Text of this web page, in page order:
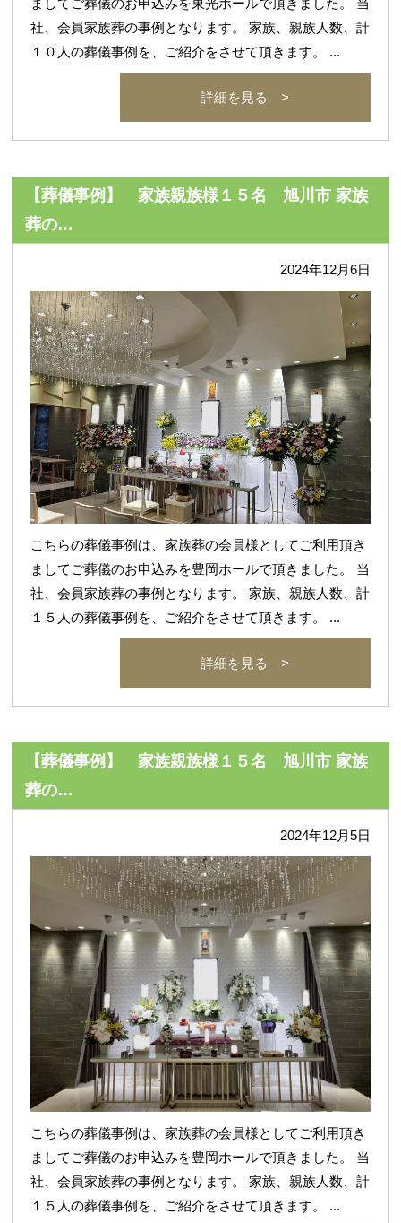
ましてご葬儀のお申込みを東光ホールで頂きました。 当
社、会員家族葬の事例となります。 家族、親族人数、計
１０人の葬儀事例を、ご紹介をさせて頂きます。 ...
詳細を見る >
【葬儀事例】 家族親族様１５名 旭川市 家族
葬の…
2024年12月6日
こちらの葬儀事例は、家族葬の会員様としてご利用頂き
ましてご葬儀のお申込みを豊岡ホールで頂きました。 当
社、会員家族葬の事例となります。 家族、親族人数、計
１５人の葬儀事例を、ご紹介をさせて頂きます。 ...
詳細を見る >
【葬儀事例】 家族親族様１５名 旭川市 家族
葬の…
2024年12月5日
こちらの葬儀事例は、家族葬の会員様としてご利用頂き
ましてご葬儀のお申込みを豊岡ホールで頂きました。 当
社、会員家族葬の事例となります。 家族、親族人数、計
１５人の葬儀事例を、ご紹介をさせて頂きます。 ...